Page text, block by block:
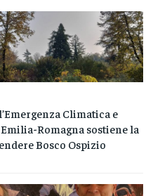
Climatica e
Romagna sostiene la
Bosco Ospizio